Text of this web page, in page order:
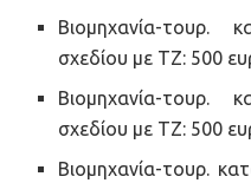
Βιομηχανία-
σχεδίου με ΤΖ: 500
Βιομηχανία-
σχεδίου με ΤΖ: 500
Βιομηχανία-τουρ.